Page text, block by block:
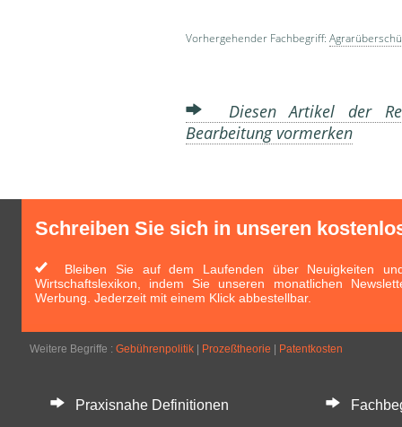
Vorhergehender Fachbegriff:
Diesen Artikel der
Bearbeitung vormerken
Schreiben Sie sich in unseren
Bleiben Sie auf dem Laufenden über Neuigkeiten
Wirtschaftslexikon, indem Sie unseren monatlichen
Werbung. Jederzeit mit einem Klick abbestellbar.
Weitere Begriffe : Gebührenpolitik Prozeßtheorie Patentkosten
Praxisnahe Definitionen